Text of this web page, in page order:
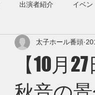
出演者紹介 イベン
【10月
太子ホール番頭